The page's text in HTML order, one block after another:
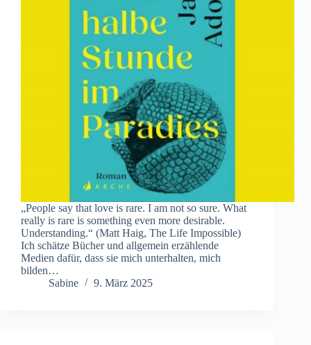
„People say that love is rare. I am not so sure. What
really is rare is something even more desirable.
Understanding.“ (Matt Haig, The Life Impossible)
Ich schätze Bücher und allgemein erzählende
Medien dafür, dass sie mich unterhalten, mich
bilden…
Sabine
9. März 2025